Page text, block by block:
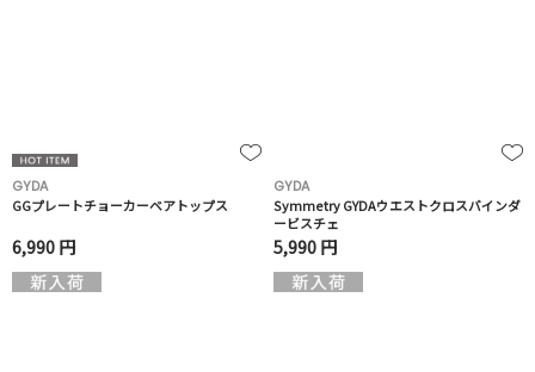
GYDA
GGプレートチョーカーベアトップス
6,990 円
GYDA
Symmetry GYDAウエストクロスバインダ
ービスチェ
5,990 円